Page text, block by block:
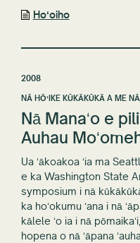
Hoʻoiho
2008
NĀ HŌʻIKE KŪKĀKŪKĀ A ME
Nā Manaʻo e
Auhau
Ua ʻākoakoa ʻia ma
e ka Washington State
symposium i nā
ka hoʻokumu ʻana i nā
kālele ʻo ia i nā
hopena o nā ʻāpana